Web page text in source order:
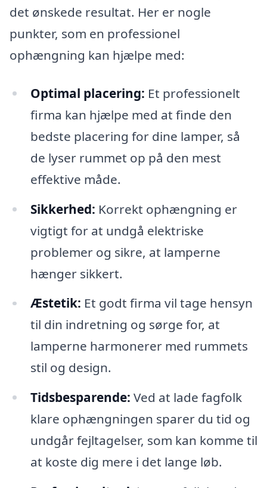
det ønskede resultat. Her er nogle
punkter, som en professionel
ophængning kan hjælpe med:
Optimal placering: Et professionelt
firma kan hjælpe med at finde den
bedste placering for dine lamper, så
de lyser rummet op på den mest
effektive måde.
Sikkerhed: Korrekt ophængning er
vigtigt for at undgå elektriske
problemer og sikre, at lamperne
hænger sikkert.
Æstetik: Et godt firma vil tage hensyn
til din indretning og sørge for, at
lamperne harmonerer med rummets
stil og design.
Tidsbesparende: Ved at lade fagfolk
klare ophængningen sparer du tid og
undgår fejltagelser, som kan komme til
at koste dig mere i det lange løb.